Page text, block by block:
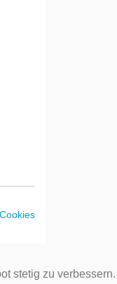
Cookies
stetig zu verbessern.